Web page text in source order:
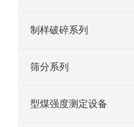
制样破碎系列
筛分系列
型煤强度测定设备